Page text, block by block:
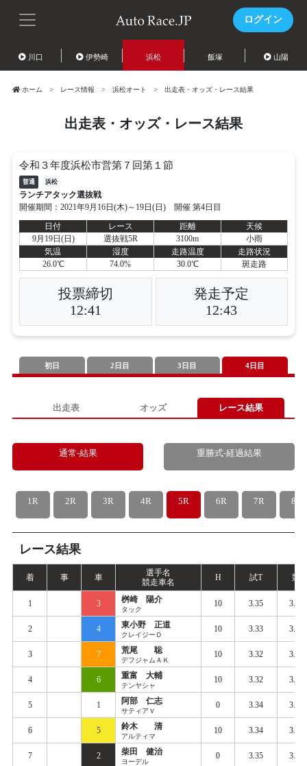
ログイン
川口 伊勢崎 浜松 飯塚 山陽
ホーム レース情報 浜松オート 出走表・オッズ・レース結果
出走表・オッズ・レース結果
令和３年度浜松市営第７回第１節
普通 浜松
ランチアタック選抜戦
開催期間：2021年9月16日(木)～19日(日) 開催 第4日目
日付
レース 距離
天候
9月19日(日)
選抜戦5R 3100m
小雨
気温
湿度 走路温度
走路状況
26.0℃
74.0% 30.0℃ 斑走路
投票締切
12:41
発走予定
12:43
初日 2日目 3日目 4日目
出走表 オッズ レース結果
通常-結果 重勝式-経過結果
1R 2R 3R 4R 5R 6R 7R 8R
レース結果
着 事 車
選手名
競走車名
H 試T 競
1 3 桝崎 陽介
タック
10 3.35 3.730
2 4 東小野 正道
クレイジーＤ
10 3.33 3.736
3 7 荒尾 聡
デフジャムＡＫ
10 3.32 3.765
4 6 重富 大輔
テンヤシャ
10 3.32 3.775
5 1 阿部 仁志
サティアＶ
0 3.34 3.790
6 5 鈴木 清
アルティマ
10 3.34 3.852
7 2 柴田 健治
ヨーデル
0 3.35 3.894